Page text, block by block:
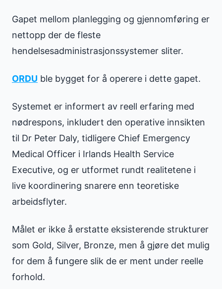
Gapet mellom planlegging og gjennomføring er
nettopp der de fleste
hendelsesadministrasjonssystemer sliter.
ORDU ble bygget for å operere i dette gapet.
Systemet er informert av reell erfaring med
nødrespons, inkludert den operative innsikten
til Dr Peter Daly, tidligere Chief Emergency
Medical Officer i Irlands Health Service
Executive, og er utformet rundt realitetene i
live koordinering snarere enn teoretiske
arbeidsflyter.
Målet er ikke å erstatte eksisterende strukturer
som Gold, Silver, Bronze, men å gjøre det mulig
for dem å fungere slik de er ment under reelle
forhold.